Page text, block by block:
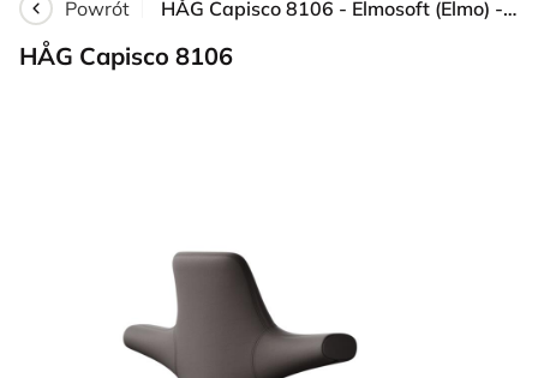
Powrót HÅG Capisco 8106 - Elmosoft (Elmo) - Skóra półanilinowa - EL93068 - Dark brown - White - 150mm (seat height 40–55cm) - Hard castors for soft floors
HÅG Capisco 8106